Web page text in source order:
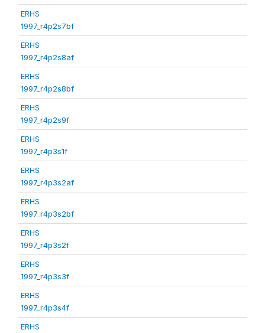
ERHS
1997_r4p2s7bf
ERHS
1997_r4p2s8af
ERHS
1997_r4p2s8bf
ERHS
1997_r4p2s9f
ERHS
1997_r4p3s1f
ERHS
1997_r4p3s2af
ERHS
1997_r4p3s2bf
ERHS
1997_r4p3s2f
ERHS
1997_r4p3s3f
ERHS
1997_r4p3s4f
ERHS